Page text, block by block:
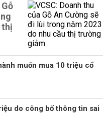
thị
muốn mua 10 triệu cổ
do công bố thông tin sai